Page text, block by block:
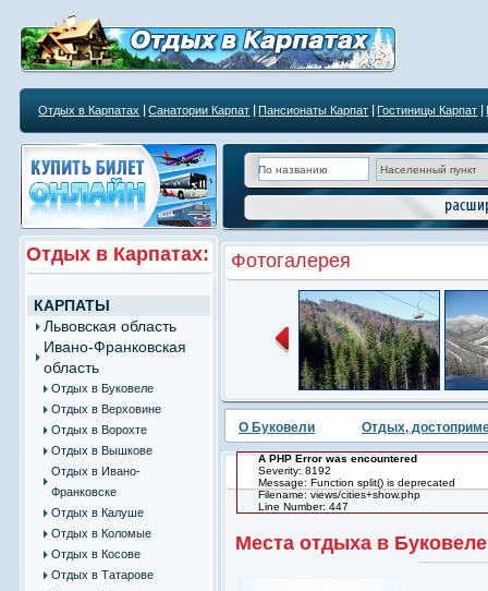
Отдых в Карпатах Санатории Карпат Пансионаты Карпат Гостиницы Карпат
Отдых в Карпатах:
КАРПАТЫ
Львовская область
Ивано-Франковская
область
Отдых в Буковеле
Отдых в Верховине
Отдых в Ворохте
Отдых в Вышкове
Отдых в Ивано-
Франковске
Отдых в Калуше
Отдых в Коломые
Отдых в Косове
Отдых в Татарове
Фотогалерея
О Буковели Отдых,
A PHP Error was encountered
Severity: 8192
Message: Function split() is deprecated
Filename: views/cities+show.php
Line Number: 447
Места отдыха в Буковеле